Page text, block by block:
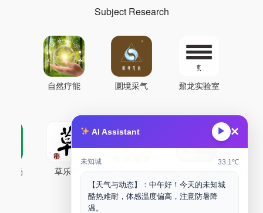
AI Assistant ▶ ×
未知城 33.1℃
【天气与动态】：中午好！今天的未知城
酷热难耐，体感温度偏高，注意防暑降
温。
Subject Research
自然疗能 圜境采气 鼐龙实验室
药场 草乐村
Maker Space